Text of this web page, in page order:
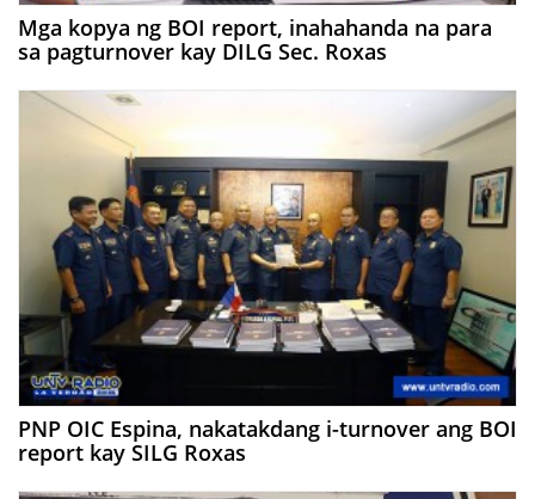
Mga kopya ng BOI report, inahahanda na para
sa pagturnover kay DILG Sec. Roxas
PNP OIC Espina, nakatakdang i-turnover ang BOI
report kay SILG Roxas